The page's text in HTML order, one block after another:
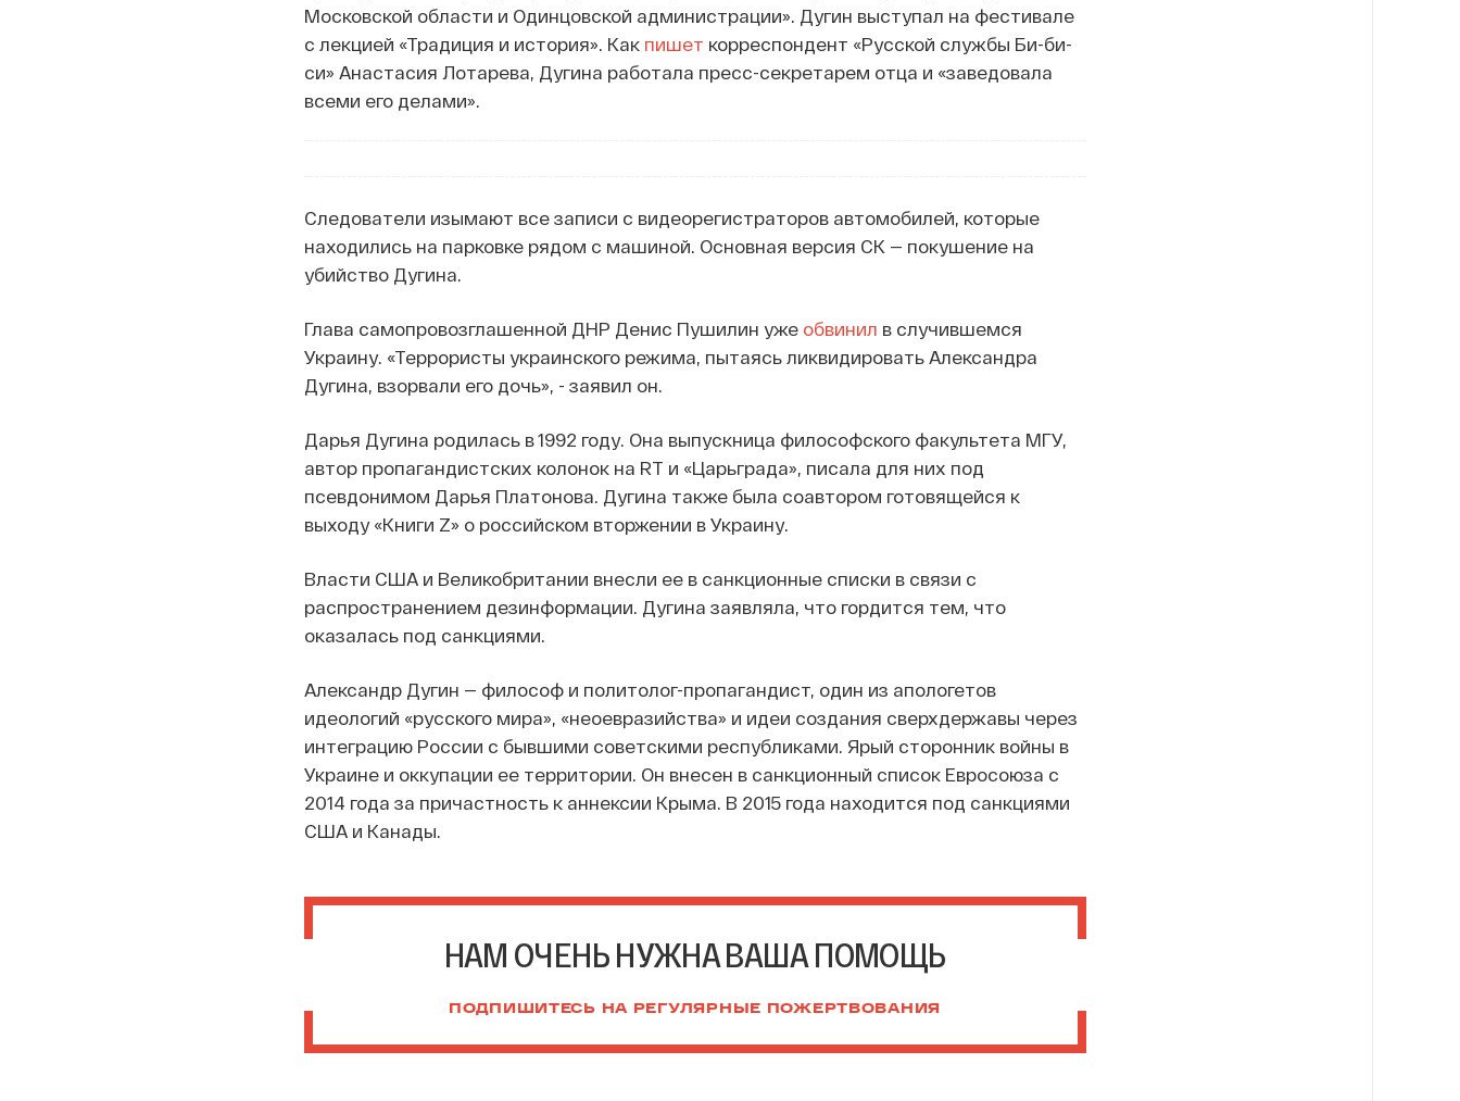
Московской области и Одинцовской администрации». Дугин выступал на фестивале
с лекцией «Традиция и история». Как пишет корреспондент «Русской службы Би-би-
си» Анастасия Лотарева, Дугина работала пресс-секретарем отца и «заведовала
всеми его делами».
Следователи изымают все записи с видеорегистраторов автомобилей, которые
находились на парковке рядом с машиной. Основная версия СК — покушение на
убийство Дугина.
Глава самопровозглашенной ДНР Денис Пушилин уже обвинил в случившемся
Украину. «Террористы украинского режима, пытаясь ликвидировать Александра
Дугина, взорвали его дочь», - заявил он.
Дарья Дугина родилась в 1992 году. Она выпускница философского факультета МГУ,
автор пропагандистских колонок на RT и «Царьграда», писала для них под
псевдонимом Дарья Платонова. Дугина также была соавтором готовящейся к
выходу «Книги Z» о российском вторжении в Украину.
Власти США и Великобритании внесли ее в санкционные списки в связи с
распространением дезинформации. Дугина заявляла, что гордится тем, что
оказалась под санкциями.
Александр Дугин — философ и политолог-пропагандист, один из апологетов
идеологий «русского мира», «неоевразийства» и идеи создания сверхдержавы через
интеграцию России с бывшими советскими республиками. Ярый сторонник войны в
Украине и оккупации ее территории. Он внесен в санкционный список Евросоюза с
2014 года за причастность к аннексии Крыма. В 2015 года находится под санкциями
США и Канады.
НАМ ОЧЕНЬ НУЖНА ВАША ПОМОЩЬ
ПОДПИШИТЕСЬ НА РЕГУЛЯРНЫЕ ПОЖЕРТВОВАНИЯ